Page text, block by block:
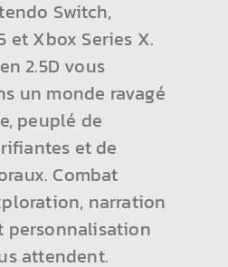
Switch,
et Xbox Series X.
2.5D vous
un monde ravagé
peuplé de
et de
Combat
narration
personnalisation
attendent.